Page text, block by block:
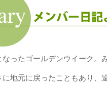
ったゴールデンウイーク。
地元に戻ったこともあり